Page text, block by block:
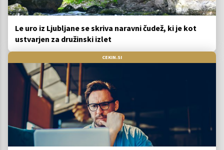
Le uro iz Ljubljane se skriva naravni čudež, ki je kot
ustvarjen za družinski izlet
CEKIN.SI